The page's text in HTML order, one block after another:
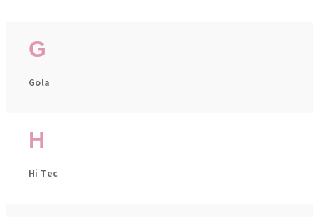
G
Gola
H
Hi Tec